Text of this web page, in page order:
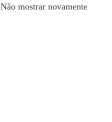
Não mostrar novamente